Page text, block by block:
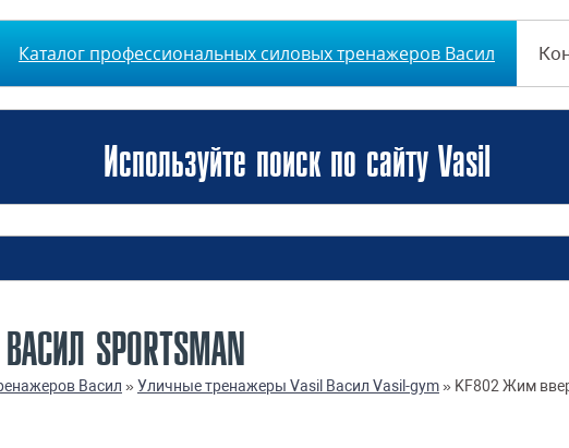
Каталог профессиональных силовых тренажеров Васил
Используйте поиск по сайту Vasil
SPORTSMAN
Васил »Уличные тренажеры Vasil Васил Vasil-gym» KF802 Жим